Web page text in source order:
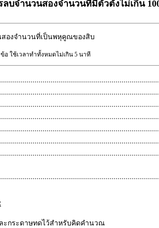
ลบจำนวนสองจำนวนที่มีตัวตั้งไม่เกิน
สองจำนวนที่เป็นพหุคูณของสิบ
อ ใช้เวลาทำทั้งหมดไม่เกิน 5 นาที
ะกระดาษทดไว้สำหรับคิดคำนวณ